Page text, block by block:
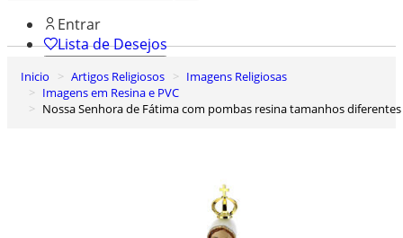
Entrar
Lista de Desejos
0
Carrinho de Compras
Inicio Artigos Religiosos
Imagens Religiosas
Imagens em Resina e PVC
Nossa Senhora de Fátima com pombas resina tamanhos diferentes